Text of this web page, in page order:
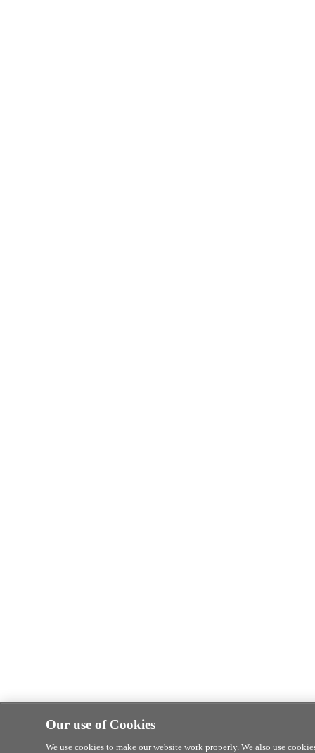
Our use of Cookies
We use cookies to make our website work properly. We also use